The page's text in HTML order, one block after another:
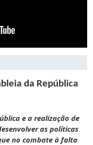
da República
e a realização de
as políticas
no combate à falta